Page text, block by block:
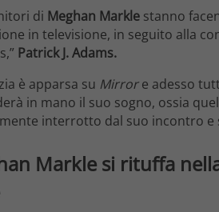
di Meghan Markle stanno
in televisione, in seguito alla
Patrick J. Adams.
è apparsa su Mirrore adesso
in mano il suo sogno, ossia
interrotto dal suo incontro
Markle si rituffa